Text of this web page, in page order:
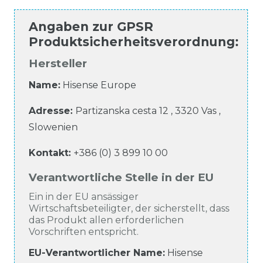
Angaben zur GPSR
Produktsicherheitsverordnung:
Hersteller
Name: Hisense Europe
Adresse: Partizanska cesta 12 , 3320 Vas ,
Slowenien
Kontakt: +386 (0) 3 899 10 00
Verantwortliche Stelle in der EU
Ein in der EU ansässiger
Wirtschaftsbeteiligter, der sicherstellt, dass
das Produkt allen erforderlichen
Vorschriften entspricht.
EU-Verantwortlicher Name: Hisense